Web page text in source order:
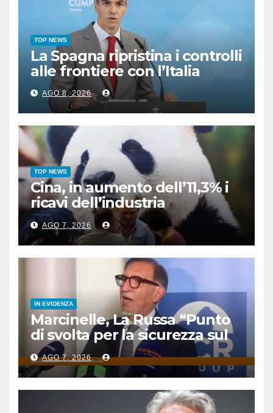
TOP NEWS
La Spagna ripristina i controlli
alle frontiere con l’Italia
AGO 8, 2026
TOP NEWS
Cina, in aumento dell’11,3% i
ricavi dell’industria
pubblicitaria
AGO 7, 2026
IN EVIDENZA
Marcinelle, La Russa “Punto
di svolta per la sicurezza sul
lavoro”
AGO 7, 2026